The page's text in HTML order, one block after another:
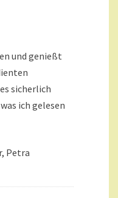
und genießt
sicherlich
ich gelesen
Petra